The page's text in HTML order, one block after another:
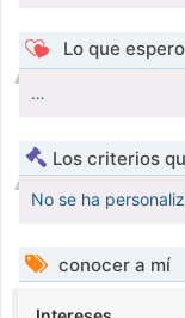
Lo que
…
Los criterios
No se ha
conocer a mí